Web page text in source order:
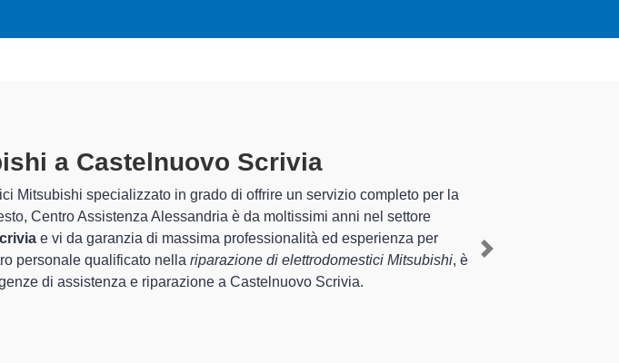
A Castelnuovo Scrivia
in grado di garantire al cliente esperienza pluriennale nel territorio di Castelnuovo
e lariparazione del tuo elettrodomestico Mitsubishi a Castelnuovo Scrivia
apparecchi.
Alessandria sono in grado di fornire interventi di diverse tipologie sugli
Next